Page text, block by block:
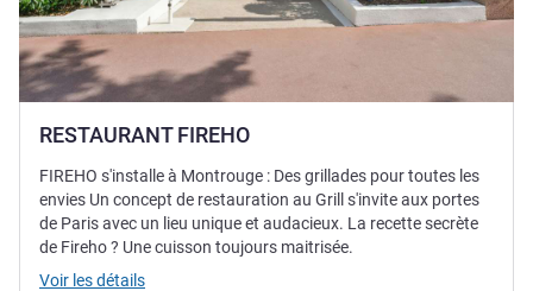
RESTAURANT FIREHO
FIREHO s'installe à Montrouge : Des grillades pour toutes les
envies Un concept de restauration au Grill s'invite aux portes
de Paris avec un lieu unique et audacieux. La recette secrète
de Fireho ? Une cuisson toujours maitrisée.
Voir les détails